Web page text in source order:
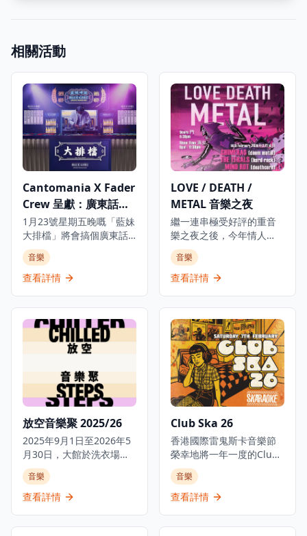
相關活動
Cantomania X Fader
Crew 呈獻：廣東話
Hip Hop 之夜
1月23號星期五晚嘅「藍妹
大排檔」將會搞個廣東話
hip hop 之夜，到時一定
熱鬧到爆！當晚7點開始，
一隊隊本地 hip hop DJ 輪
hop 音樂。 呢個為時3小
時嘅活動只限18歲或以上
人士參加，展示香港最好
嘅廣東話饒舌、R&B 同
hip hop 音樂。
音樂
查看詳情
LOVE / DEATH /
METAL 音樂之夜
繼一連串極受好評的重音
樂之夜之後，今年情人
節，The Underground
會在九龍施展一個關於
「愛與死」的黑暗魔咒，
是因為愛而心動，還是為
情所傷，今次音樂之夜都
會帶來強烈的重金屬體
驗，讓你在震撼的音樂中
找到共鳴。活動在觀塘的
浪潮音樂工作室舉行，現
場將有本地重金屬樂隊精
和激情的音樂氛圍。這是
一個獨特的音樂活動，適
合重金屬音樂愛好者、想
要體驗不同音樂風格的情
侶，或是尋找刺激音樂體
驗的朋友。無論是想要釋
音樂
查看詳情
放空音樂聚 2025/26
2025年9月1日至2026年5
月30日，大館於洗衣場石
階呈獻「放空音樂聚」。
大館作為充滿活力且凝聚
大眾的空間，致力建立兼
音樂
查看詳情
Club Ska 26
香港國際雷鬼斯卡音樂節
榮幸地將一年一度的Club
Ska活動帶回Fringe
Club，屆時將呈現熱辣的
斯卡、動感的雷鬼和搖擺
音樂
查看詳情